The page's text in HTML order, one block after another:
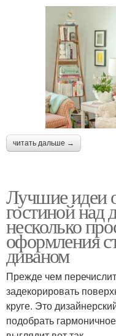
читать дальше →
Лучшие идеи
гостиной
несколько
оформления
диваном
Прежде чем
задекорировать
круге. Это
подобрать